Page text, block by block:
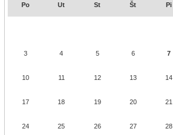
Po Ut St Št Pi
3 4 5 6 7
10 11 12 13 14
17 18 19 20 21
24 25 26 27 28